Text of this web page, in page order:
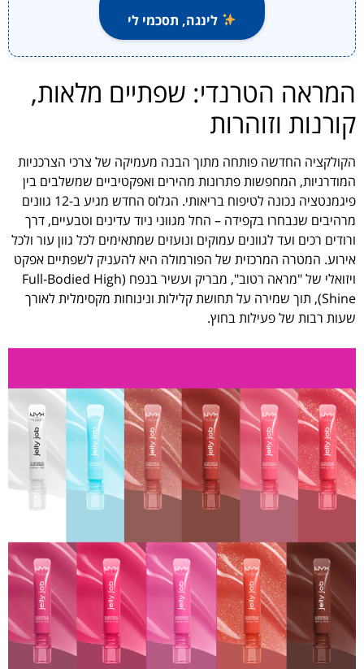
לינגה, תסכמי לי
המראה הטרנדי: שפתיים מלאות,
קורנות וזוהרות
הקולקציה החדשה פותחה מתוך הבנה מעמיקה של צרכי הצרכניות
המודרניות, המחפשות פתרונות מהירים ואפקטיביים שמשלבים בין
פיגמנטציה נכונה לטיפוח בריאותי. הגלוס החדש מגיע ב-12 גוונים
מרהיבים שנבחרו בקפידה – החל מגווני ניוד עדינים וטבעיים, דרך
ורודים רכים ועד לגוונים עמוקים ונועזים שמתאימים לכל גוון עור ולכל
אירוע. המטרה המרכזית של הפורמולה היא להעניק לשפתיים אפקט
ויזואלי של "מראה רטוב", מבריק ועשיר בנפח (Full-Bodied High
Shine), תוך שמירה על תחושת קלילות ונינוחות מקסימלית לאורך
שעות רבות של פעילות בחוץ.